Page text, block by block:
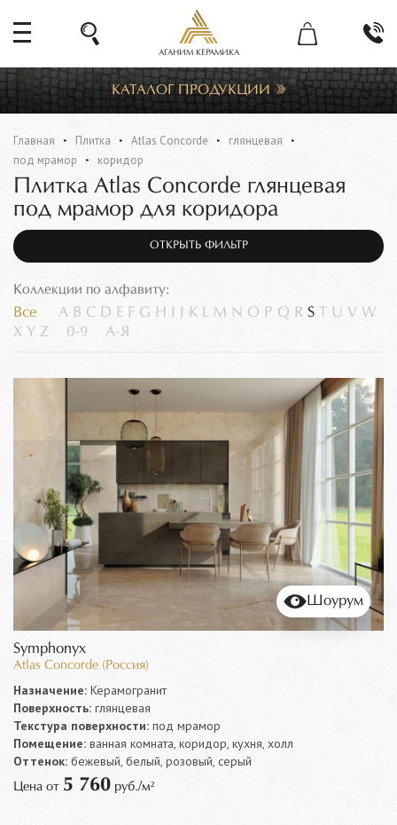
АГАНИМ КЕРАМИКА
КАТАЛОГ ПРОДУКЦИИ
Главная Плитка Atlas Concorde
глянцевая
под мрамор
коридор
Плитка Atlas Concorde глянцевая
под мрамор для коридора
ОТКРЫТЬ ФИЛЬТР
Коллекции по алфавиту:
Все A B C D E F G H K L M N O P Q R S U V W
X Y Z 0-9 А-Я
Шоурум
Symphonyx
Atlas Concorde (Россия)
Назначение: Керамогранит
Поверхность: глянцевая
Текстура поверхности: под мрамор
Помещение: ванная комната, коридор, кухня, холл
Оттенок: бежевый, белый, розовый, серый
Цена от 5 760 руб./м²